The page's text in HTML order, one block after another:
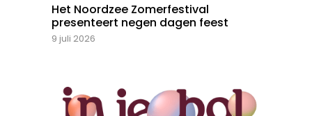
Het Noordzee Zomerfestival
presenteert negen dagen feest
9 juli 2026